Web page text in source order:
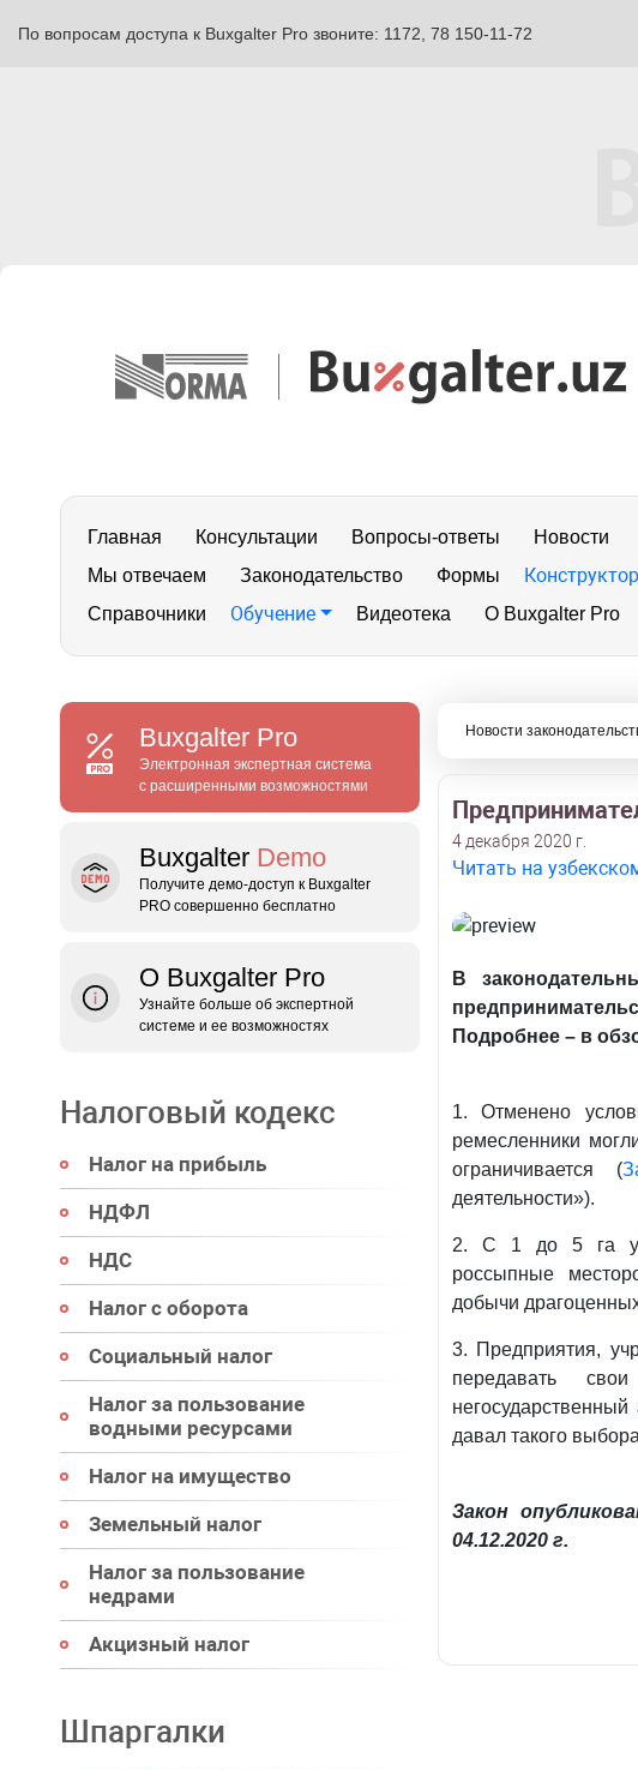
По вопросам доступа к Buxgalter Pro звоните: 1172, 78 150-11-72
Главная Консультации Вопросы-ответы Новости
Мы отвечаем
Законодательство Формы
Справочники Обучение Видеотека О Buxgalter Pro
Buxgalter Pro
Электронная экспертная система
с расширенными возможностями
Buxgalter Demo
Получите демо‑доступ к Buxgalter
PRO совершенно бесплатно
О Buxgalter Pro
Узнайте больше об экспертной
системе и ее возможностях
Налоговый кодекс
Налог на прибыль
НДФЛ
НДС
Налог с оборота
Социальный налог
Налог за пользование
водными ресурсами
Налог на имущество
Земельный налог
Налог за пользование
недрами
Акцизный налог
Шпаргалки
Новости
4 декабря 2020 г.
Читать на
В
Подробнее – в
1. Отменено
ремесленники
ограничивается (
деятельности»).
2. С 1 до 5 га
россыпные
добычи
3. Предприятия,
передавать
давал такого
Закон
04.12.2020 г.